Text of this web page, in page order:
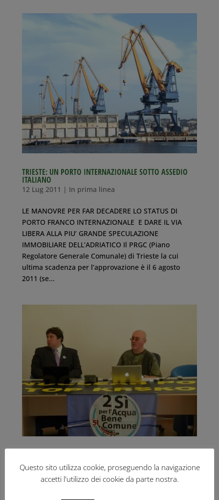
TRIESTE: UN PORTO INTERNAZIONALE SOTTO ASSEDIO
ITALIANO
12 Lug 2011 | In prima linea
LE MANOVRE PER FAR DECADERE LO STATUS DI
PORTO FRANCO INTERNAZIONALE E DARE IL VIA
LIBERA ALLA PIU’ GRANDE SPECULAZIONE
IMMOBILIARE DELL’ADRIATICO Il PRGC (Piano
Regolatore Generale Comunale) di Trieste la cui
ultima scadenza per l’approvazione è il 6 agosto
2011 (se...
DEMOCRAZIA”, ORA!
3 Giu 2011|Campagna Nucleare
Questo sito utilizza cookie, proseguendo la navigazione
accetti l'utilizzo dei cookie da parte nostra.